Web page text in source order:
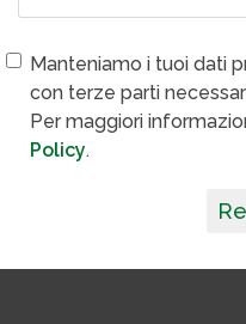
Manteniamo i tuoi dati
con terze parti
Per maggiori
Policy.